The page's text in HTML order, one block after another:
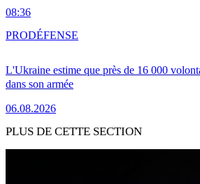
08:36
L'Ukraine estime que près de 16 000
dans son armée
06.08.2026
PRODÉFENSE
PLUS DE CETTE SECTION